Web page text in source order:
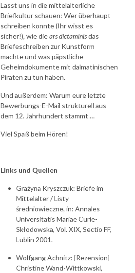
Lasst uns in die mittelalterliche
Briefkultur schauen: Wer überhaupt
schreiben konnte (Ihr wisst es
sicher!), wie diears dictaminisdas
Briefeschreiben zur Kunstform
machte und was päpstliche
Geheimdokumente mit dalmatinischen
Piraten zu tun haben.
Und außerdem: Warum eure letzte
Bewerbungs-E-Mail strukturell aus
dem 12. Jahrhundert stammt …
Viel Spaß beim Hören!
Links und Quellen
Grażyna Kryszczuk: Briefe im
Mittelalter / Listy
średniowieczne, in: Annales
Universitatis Mariae Curie-
Skłodowska, Vol. XIX, Sectio FF,
Lublin 2001.
Wolfgang Achnitz: [Rezension]
Christine Wand-Wittkowski,